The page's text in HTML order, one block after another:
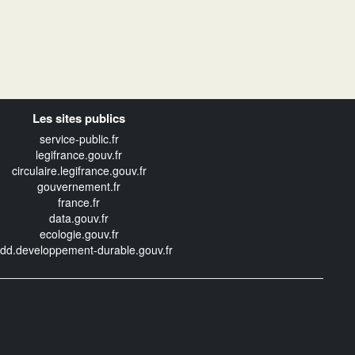
Les sites publics
service-public.fr
legifrance.gouv.fr
circulaire.legifrance.gouv.fr
gouvernement.fr
france.fr
data.gouv.fr
ecologie.gouv.fr
durable.gouv.fr